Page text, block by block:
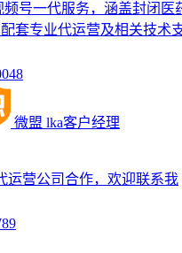
号一代服务，涵盖封闭医
套专业代运营及相关技术
微盟 lka客户经理
运营公司合作，欢迎联系我